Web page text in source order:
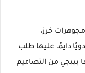
خرز،
دايمًا عليها طلب
بييجي من التصاميم